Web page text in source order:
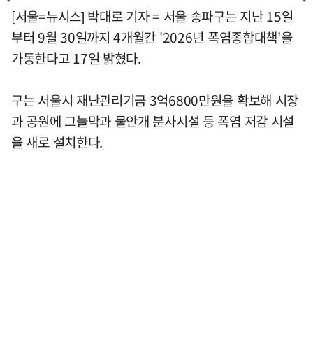
[서울=뉴시스] 박대로 기자 = 서울 송파구는 지난 15일
부터 9월 30일까지 4개월간 '2026년 폭염종합대책'을
가동한다고 17일 밝혔다.
구는 서울시 재난관리기금 3억6800만원을 확보해 시장
과 공원에 그늘막과 물안개 분사시설 등 폭염 저감 시설
을 새로 설치한다.